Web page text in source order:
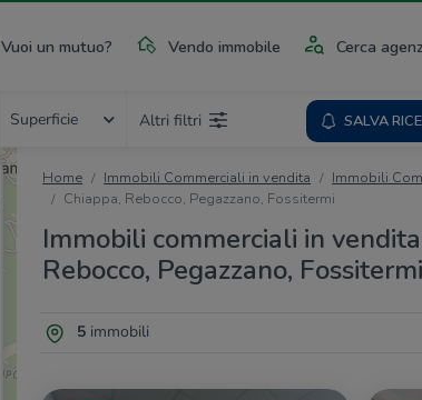
Vuoi un mutuo? Vendo immobile Cerca
Superficie Altri filtri SALVA
Home Immobili Commerciali in vendita Immobili
Chiappa, Rebocco, Pegazzano, Fossitermi
Immobili commerciali in
Rebocco, Pegazzano,
5immobili